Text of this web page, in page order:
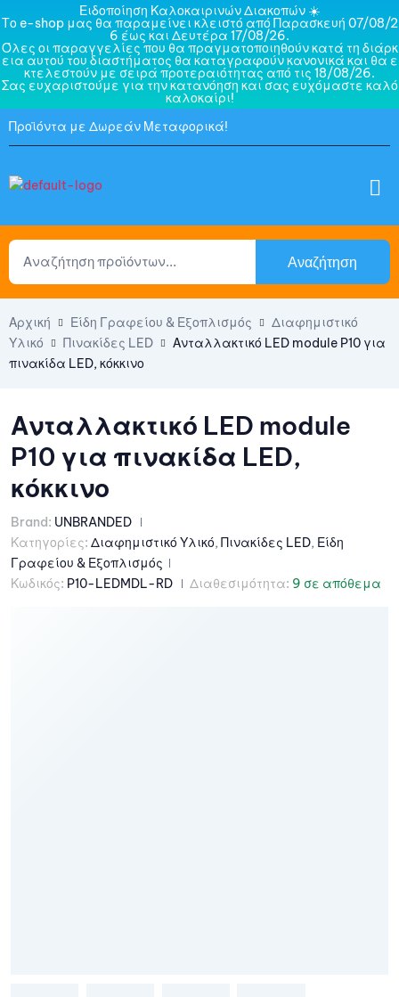
Ειδοποίηση Καλοκαιρινών Διακοπών ☀️
Το e-shop μας θα παραμείνει κλειστό από Παρασκευή 07/08/2
6 έως και Δευτέρα 17/08/26.
Όλες οι παραγγελίες που θα πραγματοποιηθούν κατά τη διάρκ
εια αυτού του διαστήματος θα καταγραφούν κανονικά και θα ε
κτελεστούν με σειρά προτεραιότητας από τις 18/08/26.
Σας ευχαριστούμε για την κατανόηση και σας ευχόμαστε καλό
καλοκαίρι!
Προϊόντα με Δωρεάν Μεταφορικά!
Αναζήτηση
Αρχική Είδη Γραφείου & Εξοπλισμός
Διαφημιστικό
Υλικό
Πινακίδες LED
Ανταλλακτικό LED module P10 για
πινακίδα LED, κόκκινο
Ανταλλακτικό LED module
P10 για πινακίδα LED,
κόκκινο
Brand: UNBRANDED
Κατηγορίες: Διαφημιστικό Υλικό, Πινακίδες LED, Είδη
Γραφείου & Εξοπλισμός
Κωδικός: P10-LEDMDL-RD Διαθεσιμότητα: 9 σε απόθεμα